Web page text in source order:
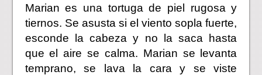
Marian es una tortuga de piel rugosa y
tiernos. Se asusta si el viento sopla fuerte,
esconde la cabeza y no la saca hasta
que el aire se calma. Marian se levanta
temprano, se lava la cara y se viste